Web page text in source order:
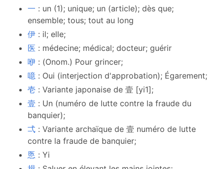
一 : un (1); unique; un (article); dès que;
ensemble; tous; tout au long
伊 : il; elle;
医 : médecine; médical; docteur; guérir
咿 : (Onom.) Pour grincer;
噫 : Oui (interjection d'approbation); Égarement;
壱 : Variante japonaise de 壹 [yi1];
壹 : Un (numéro de lutte contre la fraude du
banquier);
弌 : Variante archaïque de 壹 numéro de lutte
contre la fraude de banquier;
悘 : Yi